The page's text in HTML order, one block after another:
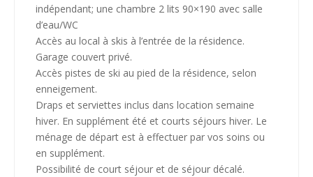
indépendant; une chambre 2 lits 90×190 avec salle
d’eau/WC
Accès au local à skis à l’entrée de la résidence.
Garage couvert privé.
Accès pistes de ski au pied de la résidence, selon
enneigement.
Draps et serviettes inclus dans location semaine
hiver. En supplément été et courts séjours hiver. Le
ménage de départ est à effectuer par vos soins ou
en supplément.
Possibilité de court séjour et de séjour décalé.